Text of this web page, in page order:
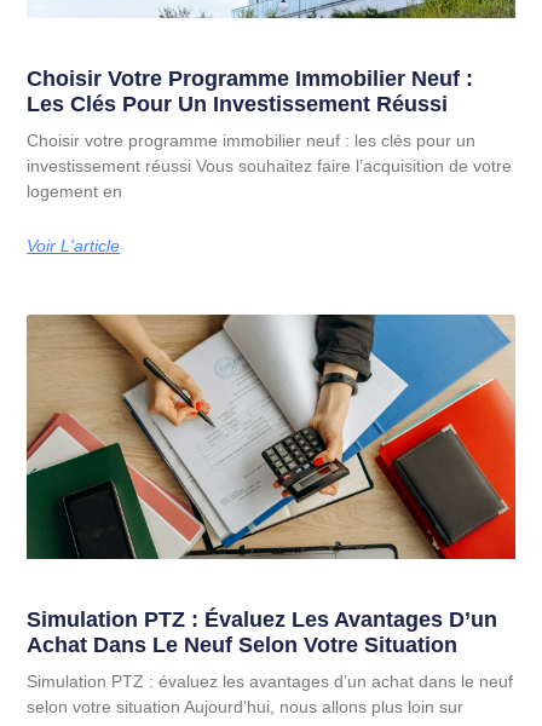
Choisir Votre Programme Immobilier Neuf :
Les Clés Pour Un Investissement Réussi
Choisir votre programme immobilier neuf : les clés pour un
investissement réussi Vous souhaitez faire l’acquisition de votre
logement en
Voir L'article
Simulation PTZ : Évaluez Les Avantages D’un
Achat Dans Le Neuf Selon Votre Situation
Simulation PTZ : évaluez les avantages d’un achat dans le neuf
selon votre situation Aujourd’hui, nous allons plus loin sur